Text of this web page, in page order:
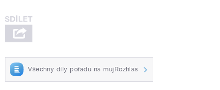
pause
Všechny díly pořadu na mujRozhlas